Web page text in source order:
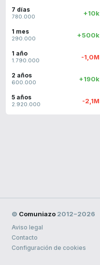
7 días
780.000 +10k
1 mes
290.000 +500k
1 año
1.790.000 -1,0M
2 años
600.000 +190k
5 años
2.920.000 -2,1M
© Comuniazo 2012−2026
Aviso legal
Contacto
Configuración de cookies